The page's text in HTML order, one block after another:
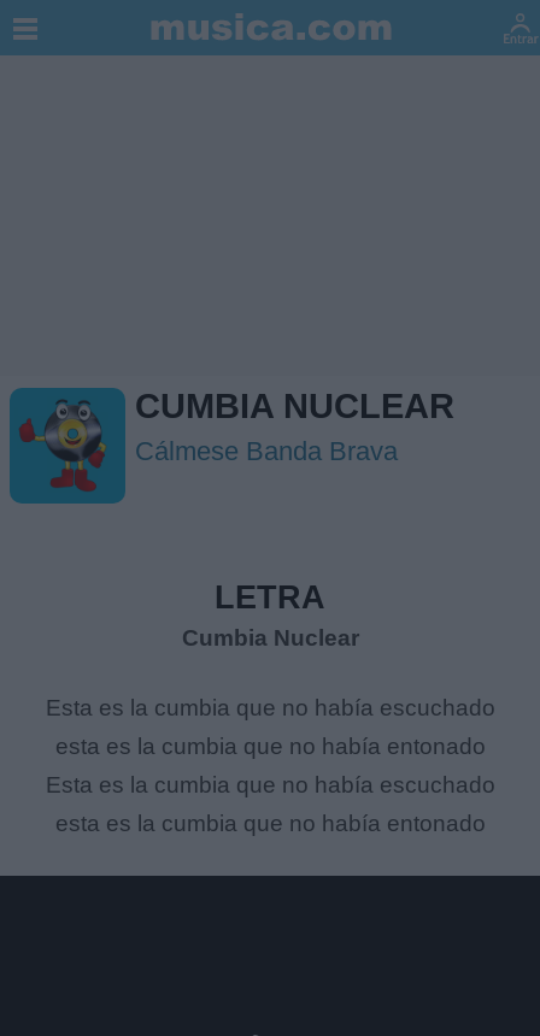
CUMBIA NUCLEAR
Cálmese Banda Brava
LETRA
Cumbia Nuclear
Esta es la cumbia que no había escuchado
esta es la cumbia que no había entonado
Esta es la cumbia que no había escuchado
esta es la cumbia que no había entonado